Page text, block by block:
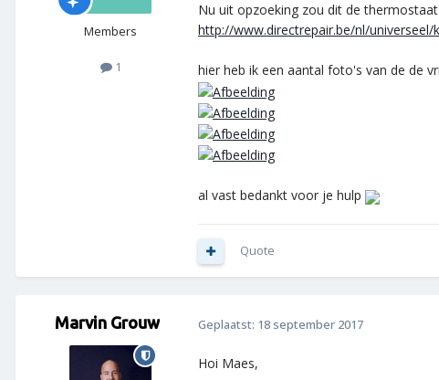
Members
1
Nu uit opzoeking zou dit de
http://www.directrepair.be/nl/
hier heb ik een aantal foto's van de de
al vast bedankt voor je hulp
Quote
Marvin Grouw Geplaatst: 18 september 2017
Hoi Maes,